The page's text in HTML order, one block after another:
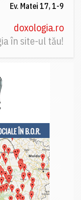
Ev. Matei 17, 1-9
doxologia.ro
în site-ul tău!